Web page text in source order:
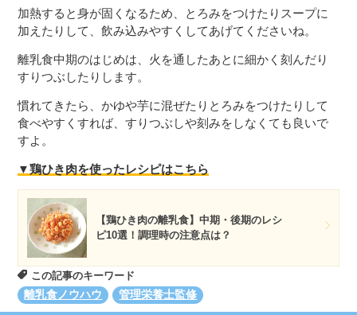
加熱すると身が固くなるため、とろみをつけたりスープに
加えたりして、飲み込みやすくしてあげてくださいね。
離乳食中期のはじめは、火を通したあとに細かく刻んだり
すりつぶしたりします。
慣れてきたら、かゆや芋に混ぜたりとろみをつけたりして
食べやすくすれば、すりつぶしや刻みをしなくても良いで
すよ。
▼鶏ひき肉を使ったレシピはこちら
【鶏ひき肉の離乳食】中期・後期のレシ
ピ10選！調理時の注意点は？
この記事のキーワード
離乳食ノウハウ
管理栄養士監修